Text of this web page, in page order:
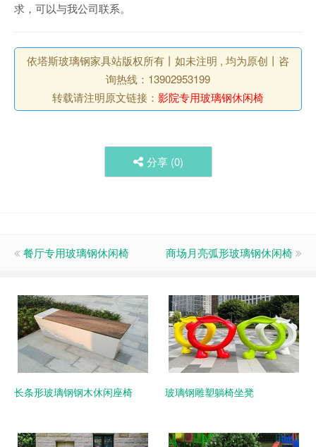
求，可以与我公司联系。
依塔斯玻璃钢家具站版权所有丨如未注明 , 均为原创丨咨
询热线：13902953199
转载请注明原文链接： 影院专用玻璃钢休闲椅
分享 (0)
餐厅专用玻璃钢休闲椅 商场月亮弧形玻璃钢休闲椅
长条形玻璃钢钢木休闲座椅 玻璃钢雕塑躺椅坐凳